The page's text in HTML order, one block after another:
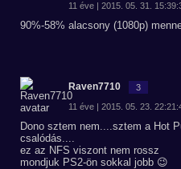
11 éve | 2015. 05. 31.
90%-58% alacsony (1080p)
Raven7710 3
11 éve | 2015. 05. 23.
Dono sztem nem....sztem a Hot
csalódás....
ez az NFS viszont nem rossz
mondjuk PS2-ön sokkal jobb 😉